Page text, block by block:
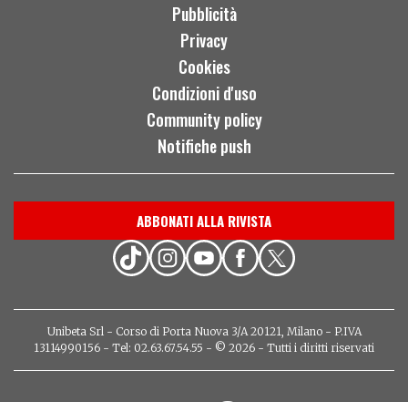
Pubblicità
Privacy
Cookies
Condizioni d'uso
Community policy
Notifiche push
ABBONATI ALLA RIVISTA
Unibeta Srl - Corso di Porta Nuova 3/A 20121, Milano - P.IVA
13114990156 - Tel: 02.63.67.54.55 - © 2026 - Tutti i diritti riservati